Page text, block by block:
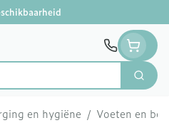
Zoek
en hygiëne / Voeten en